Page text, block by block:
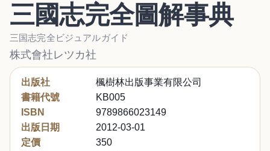
三國志完全圖解事典
三国志完全ビジュアルガイド
株式會社レツカ社
出版社
楓樹林出版事業有限公司
書籍代號
KB005
ISBN
9789866023149
出版日期
2012-03-01
定價
350